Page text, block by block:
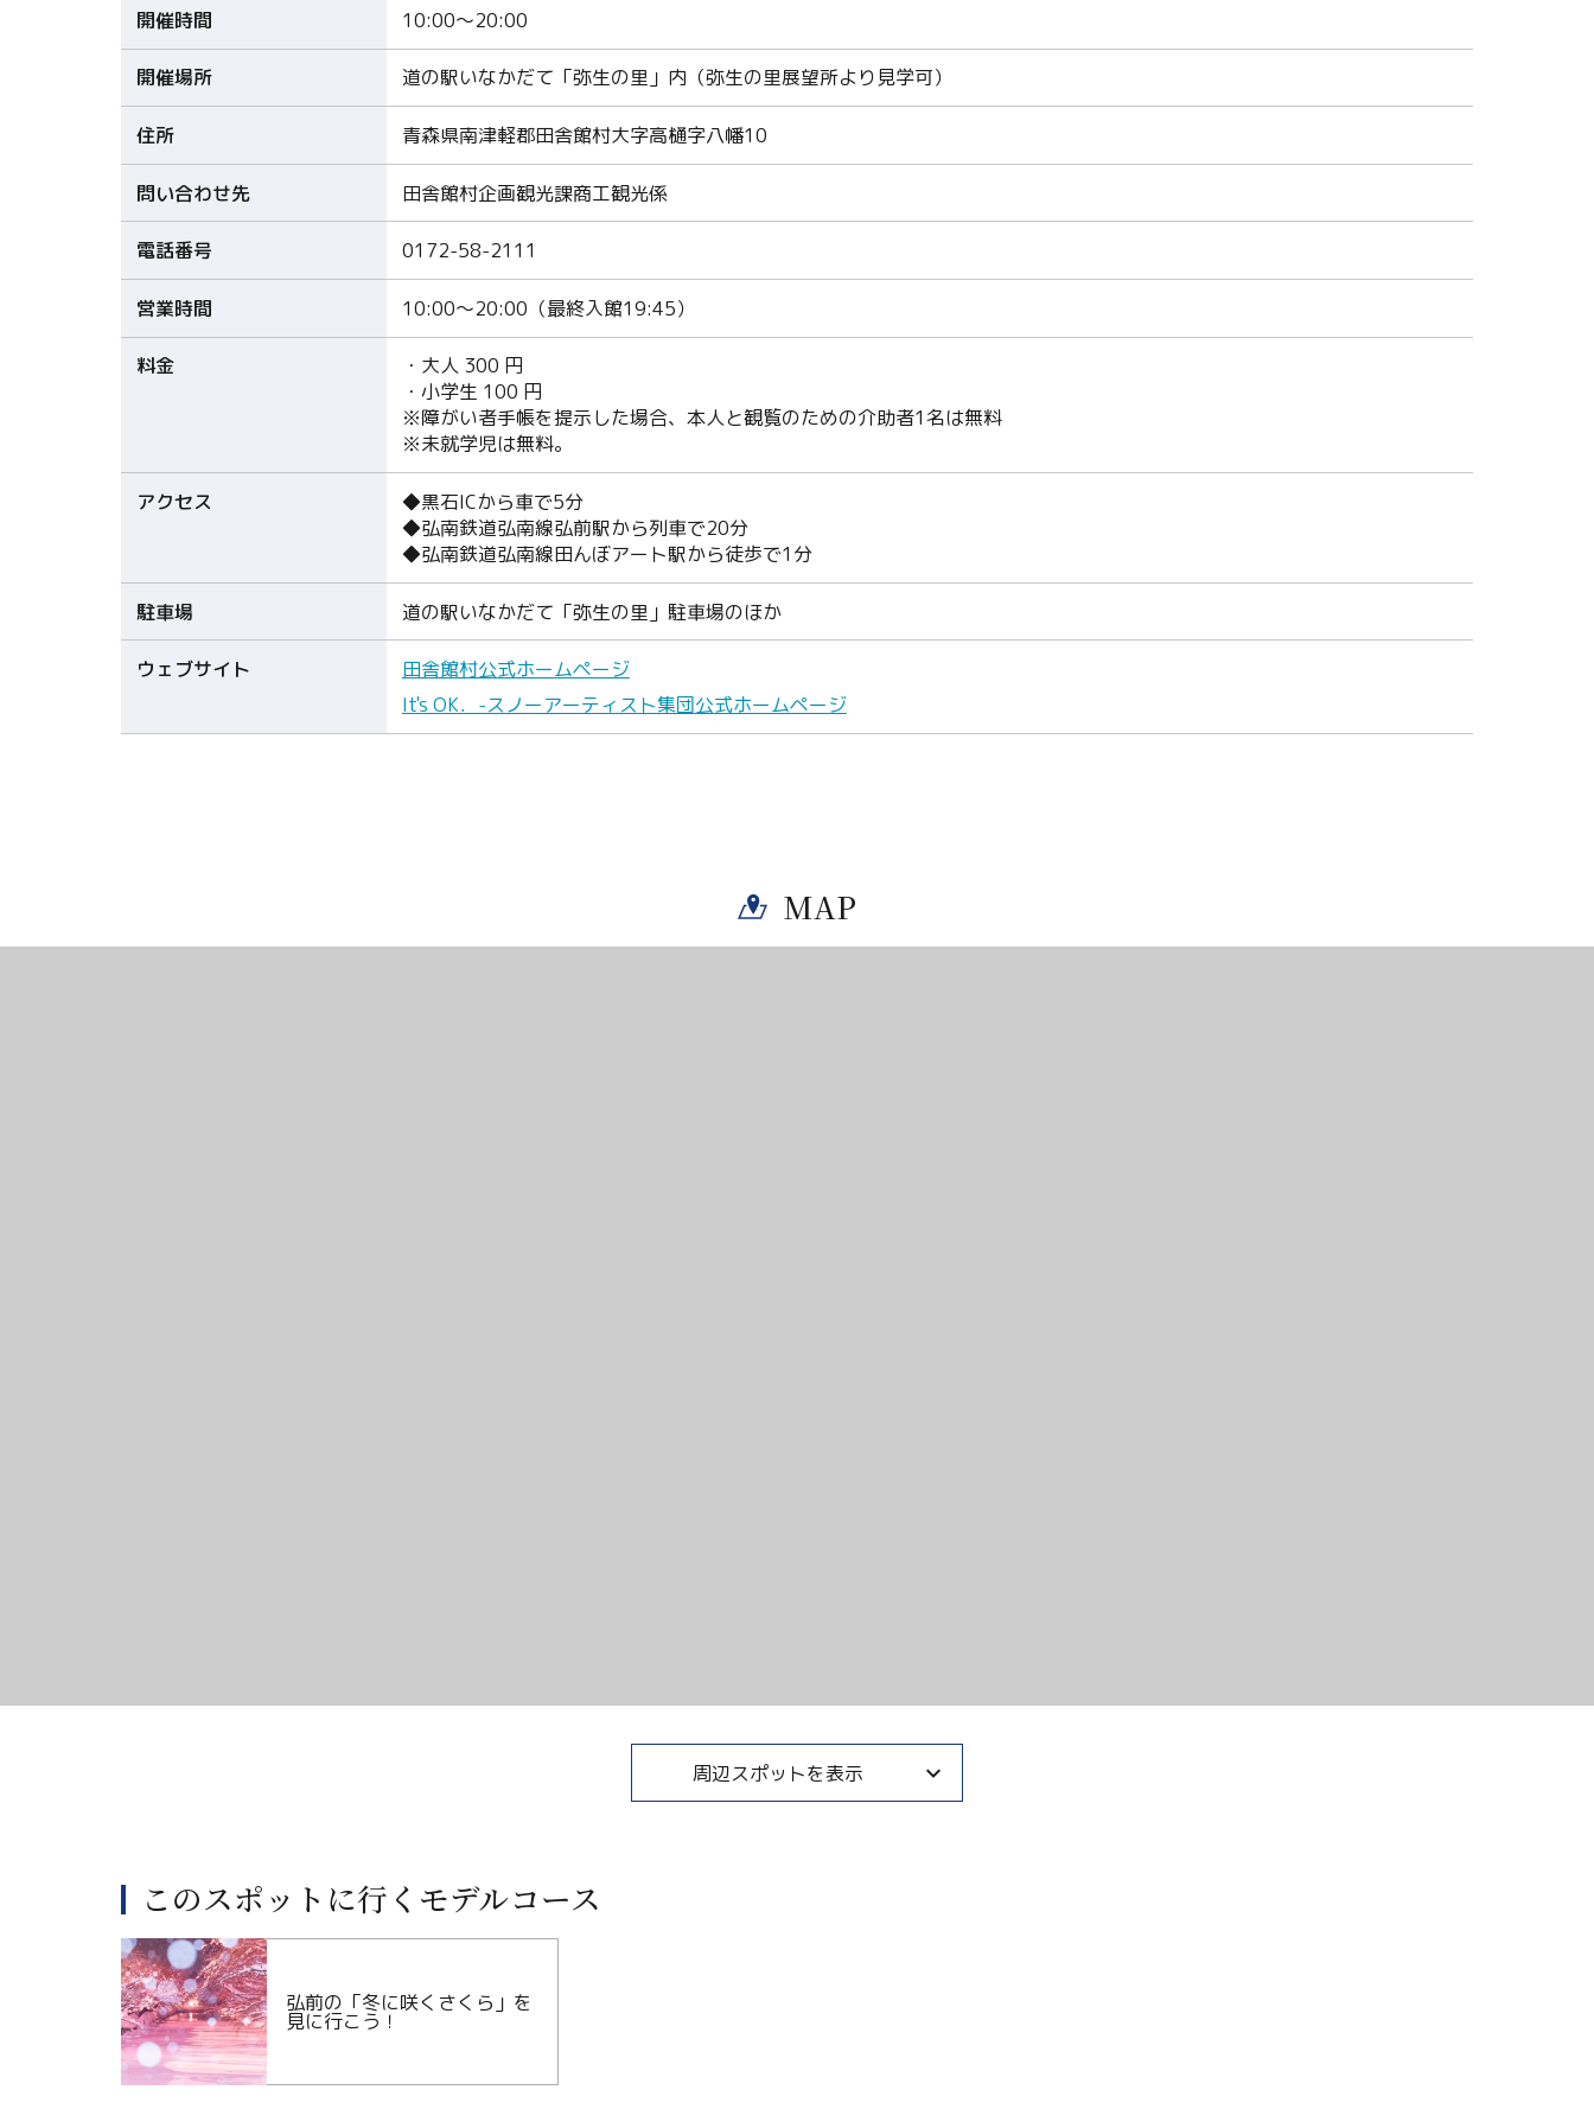
開催時間 10:00〜20:00
開催場所 道の駅いなかだて「弥生の里」内（弥生の里展望所より見学可）
住所 青森県南津軽郡田舎館村大字高樋字八幡10
問い合わせ先 田舎館村企画観光課商工観光係
電話番号 0172-58-2111
営業時間 10:00～20:00（最終入館19:45）
料金
・大人 300 円
・小学生 100 円
※障がい者手帳を提示した場合、本人と観覧のための介助者1名は無料
※未就学児は無料。
アクセス
◆黒石ICから車で5分
◆弘南鉄道弘南線弘前駅から列車で20分
◆弘南鉄道弘南線田んぼアート駅から徒歩で1分
駐車場 道の駅いなかだて「弥生の里」駐車場のほか
ウェブサイト
田舎館村公式ホームページ
It's OK．-スノーアーティスト集団公式ホームページ
MAP
周辺スポットを表示
このスポットに行くモデルコース
弘前の「冬に咲くさくら」を
見に行こう！
Facebook
Line
Copy URL